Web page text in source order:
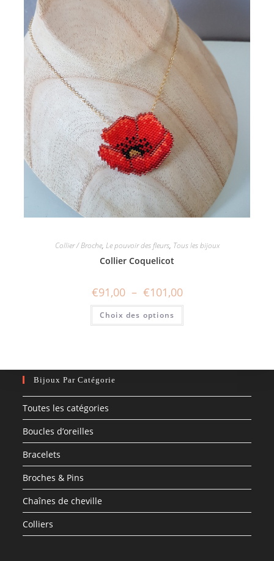
Collier / Broche, Le pouvoir des fleurs, Tous les bijoux
Collier Coquelicot
€91,00 – €101,00Plage
de
prix :
à
Choix des options
Ce
a
peuvent
sur
du
Bijoux Par Catégorie
Toutes les catégories
Boucles d’oreilles
Bracelets
Broches & Pins
Chaînes de cheville
Colliers